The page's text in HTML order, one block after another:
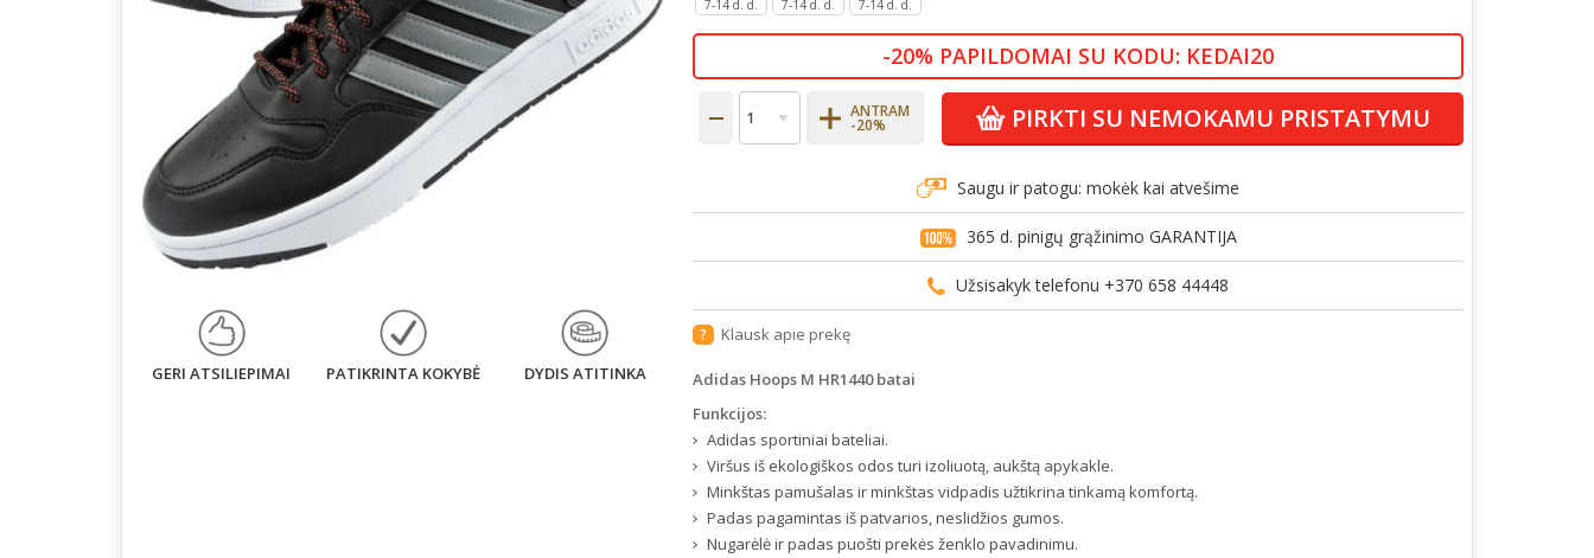
GERI ATSILIEPIMAI PATIKRINTA KOKYBĖ DYDIS ATITINKA
7-14 d. d. 7-14 d. d. 7-14 d. d.
-20% PAPILDOMAI SU KODU: KEDAI20
ANTRAM
-20% PIRKTI SU NEMOKAMU PRISTATYMU
Saugu ir patogu: mokėk kai atvešime
365 d. pinigų grąžinimo GARANTIJA
Užsisakyk telefonu +370 658 44448
? Klausk apie prekę
Adidas Hoops M HR1440 batai
Funkcijos:
Adidas sportiniai bateliai.
Viršus iš ekologiškos odos turi izoliuotą, aukštą apykakle.
Minkštas pamušalas ir minkštas vidpadis užtikrina tinkamą komfortą.
Padas pagamintas iš patvarios, neslidžios gumos.
Nugarėlė ir padas puošti prekės ženklo pavadinimu.